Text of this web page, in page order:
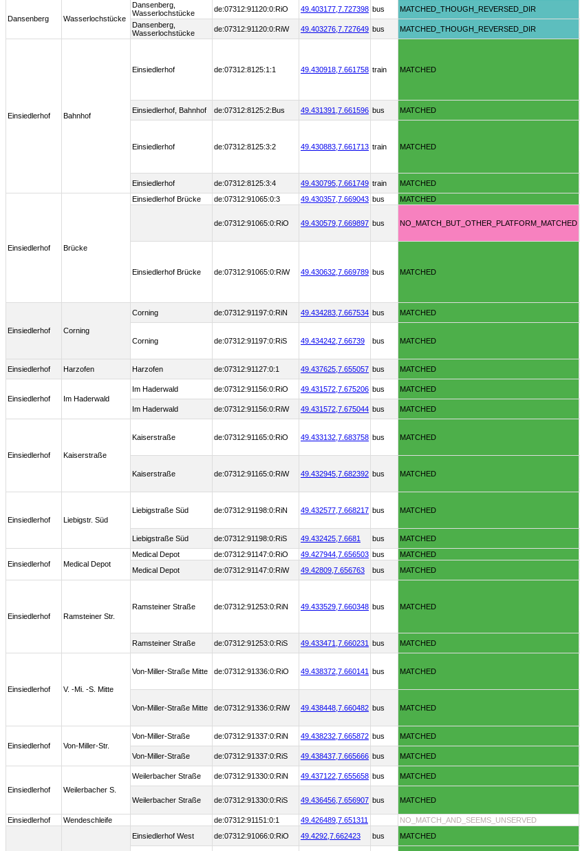
Dansenberg Wasserlochstücke
Dansenberg,
Wasserlochstücke
de:07312:91120:0:RiO 49.403177, 7.727398 bus MATCHED_THOUGH_REVERSED_DIR
Dansenberg,
Wasserlochstücke
de:07312:91120:0:RiW 49.403276, 7.727649 bus MATCHED_THOUGH_REVERSED_DIR
Einsiedlerhof Bahnhof
Einsiedlerhof de:07312:8125:1:1 49.430918, 7.661758 train MATCHED
Einsiedlerhof, Bahnhof de:07312:8125:2:Bus 49.431391, 7.661596 bus MATCHED
Einsiedlerhof de:07312:8125:3:2 49.430883, 7.661713 train MATCHED
Einsiedlerhof de:07312:8125:3:4 49.430795, 7.661749 train MATCHED
Einsiedlerhof Brücke
Einsiedlerhof Brücke de:07312:91065:0:3 49.430357, 7.669043 bus MATCHED
de:07312:91065:0:RiO 49.430579, 7.669897 bus NO_MATCH_BUT_OTHER_PLATFORM_MATCHED
Einsiedlerhof Brücke de:07312:91065:0:RiW 49.430632, 7.669789 bus MATCHED
Einsiedlerhof Corning
Corning de:07312:91197:0:RiN 49.434283, 7.667534 bus MATCHED
Corning de:07312:91197:0:RiS 49.434242, 7.66739 bus MATCHED
Einsiedlerhof Harzofen Harzofen de:07312:91127:0:1 49.437625, 7.655057 bus MATCHED
Einsiedlerhof Im Haderwald
Im Haderwald de:07312:91156:0:RiO 49.431572, 7.675206 bus MATCHED
Im Haderwald de:07312:91156:0:RiW 49.431572, 7.675044 bus MATCHED
Einsiedlerhof Kaiserstraße
Kaiserstraße de:07312:91165:0:RiO 49.433132, 7.683758 bus MATCHED
Kaiserstraße de:07312:91165:0:RiW 49.432945, 7.682392 bus MATCHED
Einsiedlerhof Liebigstr. Süd
Liebigstraße Süd de:07312:91198:0:RiN 49.432577, 7.668217 bus MATCHED
Liebigstraße Süd de:07312:91198:0:RiS 49.432425, 7.6681 bus MATCHED
Einsiedlerhof Medical Depot
Medical Depot de:07312:91147:0:RiO 49.427944, 7.656503 bus MATCHED
Medical Depot
de:07312:91147:0:RiW 49.42809, 7.656763 bus MATCHED
Einsiedlerhof Ramsteiner Str.
Ramsteiner Straße de:07312:91253:0:RiN 49.433529, 7.660348 bus MATCHED
Ramsteiner Straße de:07312:91253:0:RiS 49.433471, 7.660231 bus MATCHED
Einsiedlerhof V. -Mi. -S. Mitte
Von-Miller-Straße Mitte de:07312:91336:0:RiO 49.438372, 7.660141 bus MATCHED
Von-Miller-Straße Mitte de:07312:91336:0:RiW 49.438448, 7.660482 bus MATCHED
Einsiedlerhof Von-Miller-Str.
Von-Miller-Straße de:07312:91337:0:RiN 49.438232, 7.665872 bus MATCHED
Von-Miller-Straße de:07312:91337:0:RiS 49.438437, 7.665666 bus MATCHED
Einsiedlerhof Weilerbacher S.
Weilerbacher Straße de:07312:91330:0:RiN 49.437122, 7.655658 bus MATCHED
Weilerbacher Straße de:07312:91330:0:RiS 49.436456, 7.656907 bus MATCHED
Einsiedlerhof Wendeschleife de:07312:91151:0:1 49.426489, 7.651311 NO_MATCH_AND_SEEMS_UNSERVED
Einsiedlerhof West de:07312:91066:0:RiO 49.4292, 7.662423 bus MATCHED